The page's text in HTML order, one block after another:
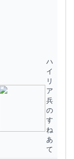
ハ
イ
リ
ア
兵
の
す
ね
あ
て